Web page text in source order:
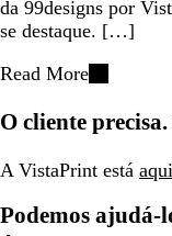
da 99designs por
se destaque. […]
Read More
O cliente
A VistaPrint está
Podemos ajudá-